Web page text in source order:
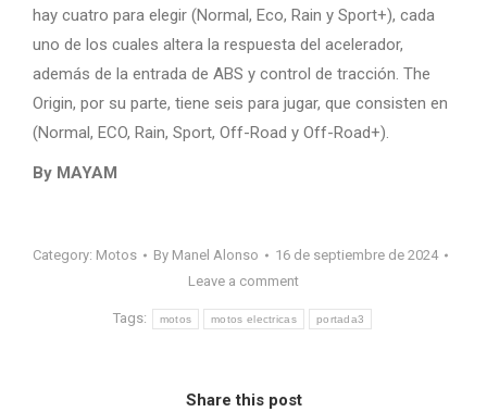
hay cuatro para elegir (Normal, Eco, Rain y Sport+), cada
uno de los cuales altera la respuesta del acelerador,
además de la entrada de ABS y control de tracción. The
Origin, por su parte, tiene seis para jugar, que consisten en
(Normal, ECO, Rain, Sport, Off-Road y Off-Road+).
By MAYAM
Category: Motos By Manel Alonso
16 de septiembre de 2024
Leave a comment
Tags: motos motos electricas portada3
Share this post